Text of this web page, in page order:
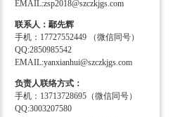
EMAIL:zsp2018@szczkjgs.com
联系人：鄢先辉
手机：17727552449 （微信同号）
QQ:2850985542
EMAIL:yanxianhui@szczkjgs.com
负责人联络方式：
手机：13713728695（微信同号）
QQ:3003207580